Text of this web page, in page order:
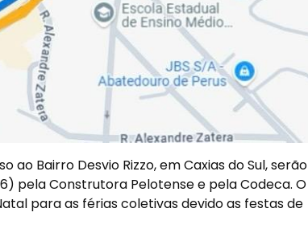
ao Bairro Desvio Rizzo, em Caxias do Sul, serão
pela Construtora Pelotense e pela Codeca. O
para as férias coletivas devido as festas de